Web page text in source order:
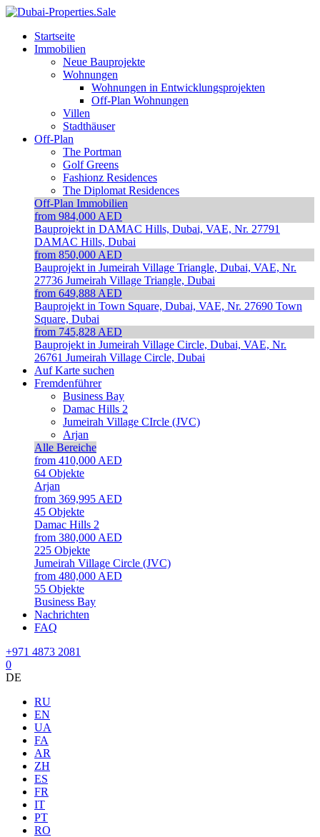
Startseite
Immobilien
Neue Bauprojekte
Wohnungen
Wohnungen in Entwicklungsprojekten
Off-Plan Wohnungen
Villen
Stadthäuser
Off-Plan
The Portman
Golf Greens
Fashionz Residences
The Diplomat Residences
Off-Plan Immobilien
from 984,000 AED
Bauprojekt in DAMAC Hills, Dubai, VAE, Nr. 27791
DAMAC Hills, Dubai
from 850,000 AED
Bauprojekt in Jumeirah Village Triangle, Dubai, VAE, Nr.
27736 Jumeirah Village Triangle, Dubai
from 649,888 AED
Bauprojekt in Town Square, Dubai, VAE, Nr. 27690 Town
Square, Dubai
from 745,828 AED
Bauprojekt in Jumeirah Village Circle, Dubai, VAE, Nr.
26761 Jumeirah Village Circle, Dubai
Auf Karte suchen
Fremdenführer
Business Bay
Damac Hills 2
Jumeirah Village CIrcle (JVC)
Arjan
Alle Bereiche
from 410,000 AED
64 Objekte
Arjan
from 369,995 AED
45 Objekte
Damac Hills 2
from 380,000 AED
225 Objekte
Jumeirah Village Circle (JVC)
from 480,000 AED
55 Objekte
Business Bay
Nachrichten
FAQ
+971 4873 2081
0
DE
RU
EN
UA
FA
AR
ZH
ES
FR
IT
PT
RO